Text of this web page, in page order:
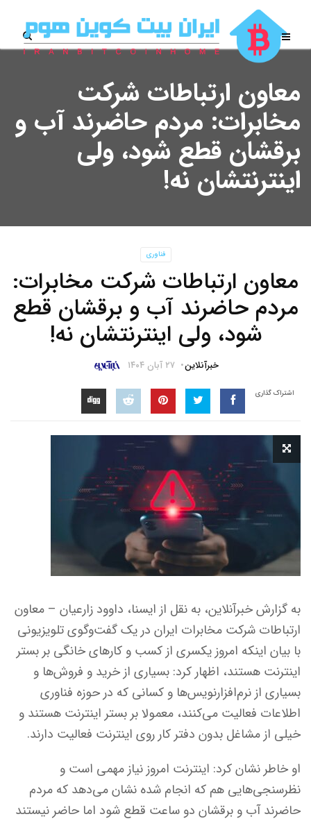
معاون ارتباطات شرکت
مخابرات: مردم حاضرند آب و
برقشان قطع شود، ولی
اینترنتشان نه!
فناوری
معاون ارتباطات شرکت مخابرات:
مردم حاضرند آب و برقشان قطع
شود، ولی اینترنتشان نه!
خبرآنلاین ۲۷ آبان ۱۴۰۴
اشتراک گذاری
به گزارش خبرآنلاین، به نقل از ایسنا، داوود زارعیان – معاون
ارتباطات شرکت مخابرات ایران در یک گفت‌وگوی تلویزیونی
با بیان اینکه امروز یکسری از کسب و کارهای خانگی بر بستر
اینترنت هستند، اظهار کرد: بسیاری از خرید و فروش‌ها و
بسیاری از نرم‌افزارنویس‌ها و کسانی که در حوزه فناوری
اطلاعات فعالیت می‌کنند، معمولا بر بستر اینترنت هستند و
خیلی از مشاغل بدون دفتر کار روی اینترنت فعالیت دارند.
او خاطر نشان کرد: اینترنت امروز نیاز مهمی است و
نظرسنجی‌هایی هم که انجام شده نشان می‌دهد که مردم
حاضرند آب و برقشان دو ساعت قطع شود اما حاضر نیستند